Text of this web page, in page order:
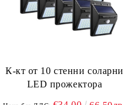
К-кт от 10 стенни соларни
LED прожектора